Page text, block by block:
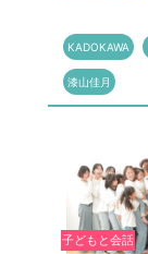
KADOKAWA
漆山佳月
子どもと会話